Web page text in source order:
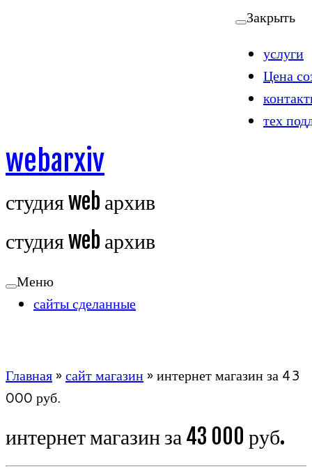
Закрыть
услуги
Цена
тех
webarxiv
студия web архив
студия web архив
Меню
сайты сделанные
Главная»сайт магазин»интернет магазин за 43
000 руб.
интернет магазин за 43 000 руб.